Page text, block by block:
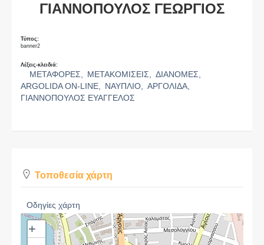
ΓΙΑΝΝΟΠΟΥΛΟΣ ΓΕΩΡΓΙΟΣ
Τύπος:
banner2
Λέξεις-κλειδιά:
ΜΕΤΑΦΟΡΕΣ, ΜΕΤΑΚΟΜΙΣΕΙΣ,
ΔΙΑΝΟΜΕΣ,
ARGOLIDA ON-LINE,
ΝΑΥΠΛΙΟ,
ΑΡΓΟΛΙΔΑ,
ΓΙΑΝΝΟΠΟΥΛΟΣ ΕΥΑΓΓΕΛΟΣ
Τοποθεσία χάρτη
Οδηγίες χάρτη
+